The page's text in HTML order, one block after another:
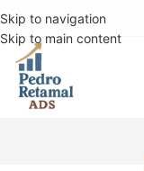
Skip to navigation
Skip to main content